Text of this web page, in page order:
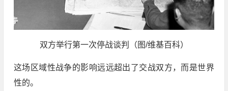
双方举行第一次停战谈判（图/维基百科）
这场区域性战争的影响远远超出了交战双方，而是世界
性的。